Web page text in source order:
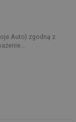
Auto) zgodną z